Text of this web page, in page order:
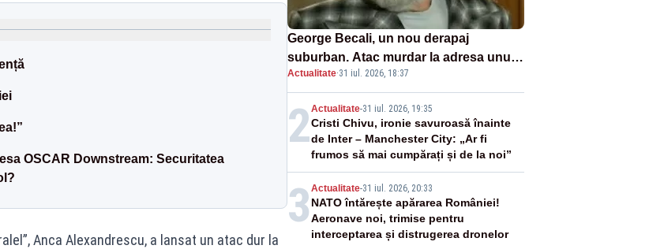
OSCAR Downstream: Securitatea
Anca Alexandrescu, a lansat un atac dur la
George Becali, un nou derapaj
suburban. Atac murdar la adresa unui
jurnalist sportiv – AUDIO
Actualitate·31 iul. 2026, 18:37
2Actualitate-31 iul. 2026, 19:35
Cristi Chivu, ironie savuroasă înainte
de Inter – Manchester City: „Ar fi
frumos să mai cumpărați și de la noi”
3 Actualitate-31 iul. 2026, 20:33
NATO întărește apărarea României!
Aeronave noi, trimise pentru
interceptarea și distrugerea dronelor